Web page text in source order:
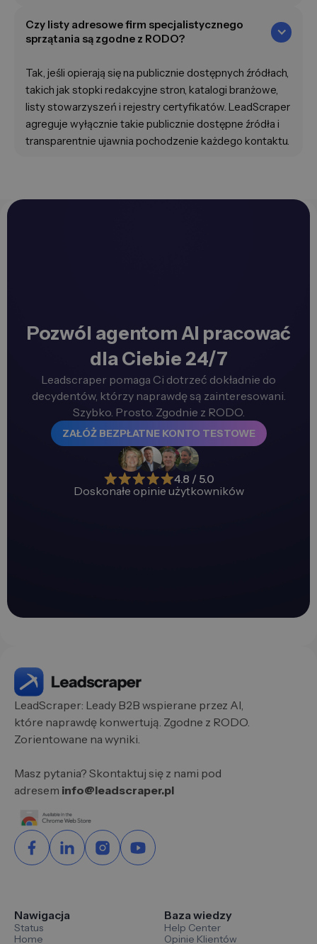
Czy listy adresowe firm specjalistycznego
sprzątania są zgodne z RODO?
Tak, jeśli opierają się na publicznie dostępnych źródłach,
takich jak stopki redakcyjne stron, katalogi branżowe,
listy stowarzyszeń i rejestry certyfikatów. LeadScraper
agreguje wyłącznie takie publicznie dostępne źródła i
transparentnie ujawnia pochodzenie każdego kontaktu.
Pozwól agentom AI pracować
dla Ciebie 24/7
Leadscraper pomaga Ci dotrzeć dokładnie do
decydentów, którzy naprawdę są zainteresowani.
Szybko. Prosto. Zgodnie z RODO.
ZAŁÓŻ BEZPŁATNE KONTO TESTOWE
4.8 / 5.0
Doskonałe opinie użytkowników
LeadScraper: Leady B2B wspierane przez AI,
które naprawdę konwertują. Zgodne z RODO.
Zorientowane na wyniki.
Masz pytania? Skontaktuj się z nami pod
adresem info@leadscraper.pl
Nawigacja
Status
Home
Baza wiedzy
Help Center
Opinie Klientów